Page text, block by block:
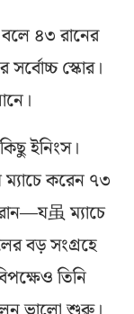
৪৩ রানের
স্কোর।
ইনিংস।
ম্যাচে করেন ৭৩
虽 ম্যাচে
বড় সংগ্রহে
তিনি